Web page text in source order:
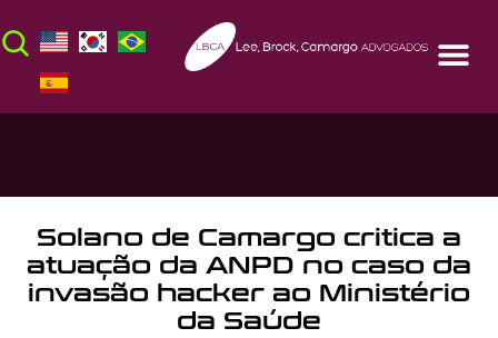
Solano de Camargo critica a
atuação da ANPD no caso da
invasão hacker ao Ministério
da Saúde